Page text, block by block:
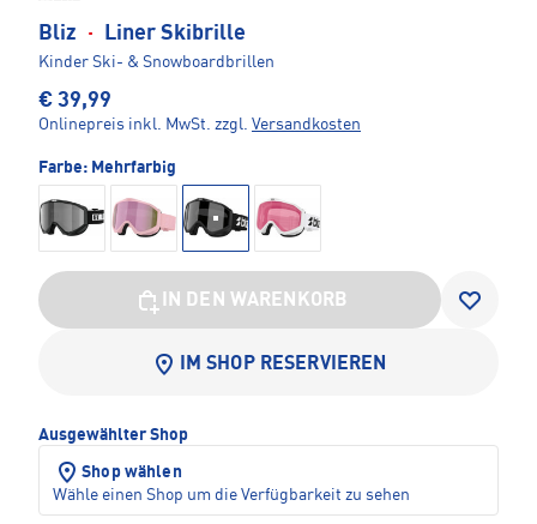
Bliz · Liner Skibrille
Kinder Ski- & Snowboardbrillen
€ 39,99
Onlinepreis inkl. MwSt. zzgl. Versandkosten
Farbe: Mehrfarbig
IN DEN WARENKORB
IM SHOP RESERVIEREN
Ausgewählter Shop
Shop wählen
Wähle einen Shop um die Verfügbarkeit zu sehen